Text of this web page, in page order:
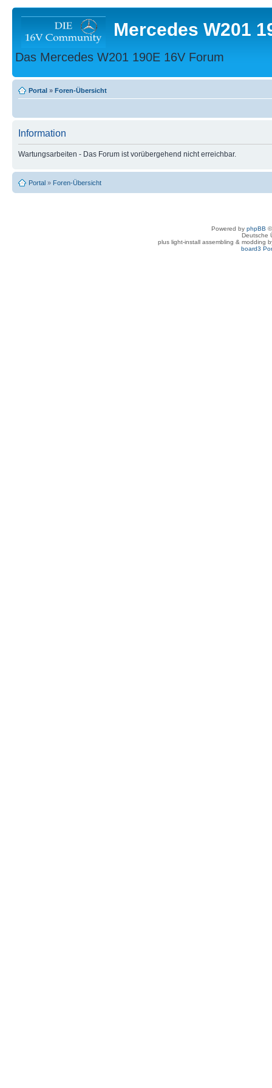
Mercedes W201
Das Mercedes W201 190E 16V Forum
Portal » Foren-Übersicht
Information
Wartungsarbeiten - Das Forum ist vorübergehend nicht erreichbar.
Portal » Foren-Übersicht
Powered by phpBB
Deutsche
plus light-install assembling & modding
board3